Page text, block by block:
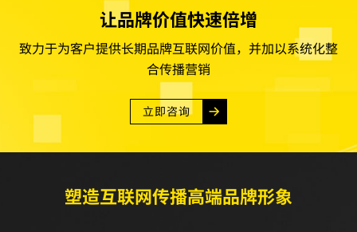
站，或操作不便捷，网...
让品牌价值快速倍增
致力于为客户提供长期品牌互联网价值，并加以系统化整
合传播营销
立即咨询
塑造互联网传播高端品牌形象